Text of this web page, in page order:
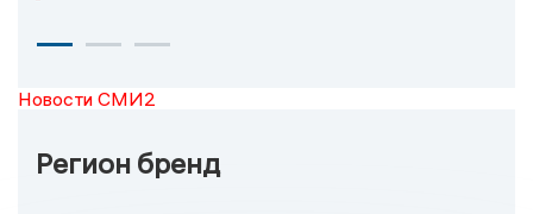
Новости СМИ2
Регион бренд